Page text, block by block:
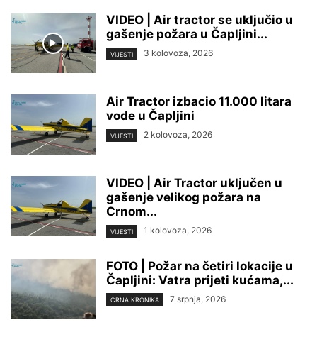
VIDEO | Air tractor se uključio u
gašenje požara u Čapljini...
VIJESTI 3 kolovoza, 2026
Air Tractor izbacio 11.000 litara
vode u Čapljini
VIJESTI 2 kolovoza, 2026
VIDEO | Air Tractor uključen u
gašenje velikog požara na
Crnom...
VIJESTI 1 kolovoza, 2026
FOTO | Požar na četiri lokacije u
Čapljini: Vatra prijeti kućama,...
CRNA KRONIKA 7 srpnja, 2026